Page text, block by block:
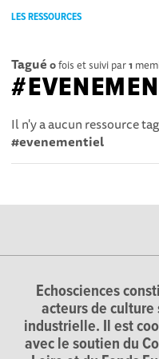
LES RESSOURCES
Tagué 0fois et suivi par1
Il n'y a aucun ressource
#evenementiel
Echosciences
acteurs de
industrielle. Il est
avec le soutien du